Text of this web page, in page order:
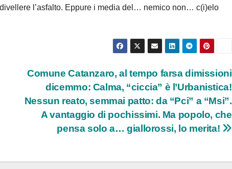
l’asfalto. Eppure i media del… nemico non… c(i)elo
Comune Catanzaro, al tempo farsa dimissioni
dicemmo: Calma, “ciccia” è l’Urbanistica!
Nessun reato, semmai patto: da “Pci” a “Msi”.
A vantaggio di pochissimi. Ma popolo, che
pensa solo a… giallorossi, lo merita!